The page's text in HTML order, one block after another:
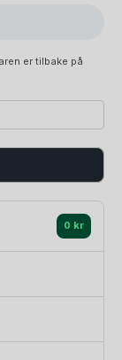
er tilbake på
0 kr